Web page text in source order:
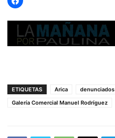
ETIQUETAS Arica denunciados
Galería Comercial Manuel Rodríguez